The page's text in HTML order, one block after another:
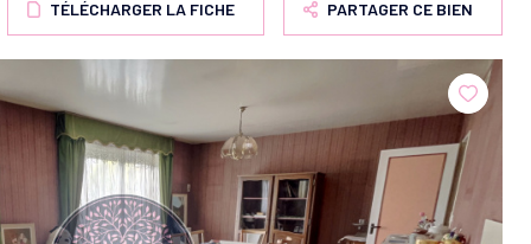
TÉLÉCHARGER LA FICHE PARTAGER CE BIEN